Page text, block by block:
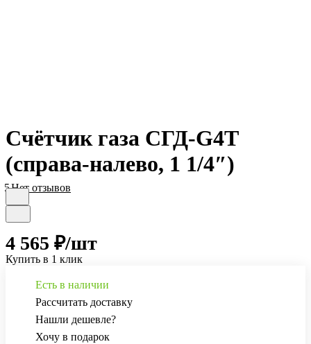
Счётчик газа СГД-G4Т
(справа-налево, 1 1/4″)
5Нет отзывов
4 565 ₽/шт
Купить в 1 клик
Есть в наличии
Рассчитать доставку
Нашли дешевле?
Хочу в подарок